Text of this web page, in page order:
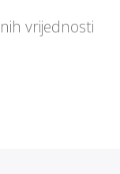
vrijednosti